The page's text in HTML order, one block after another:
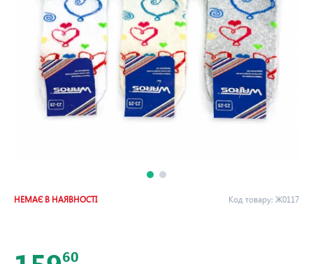
60
НЕМАЄ В НАЯВНОСТІ Код товару: Ж0117